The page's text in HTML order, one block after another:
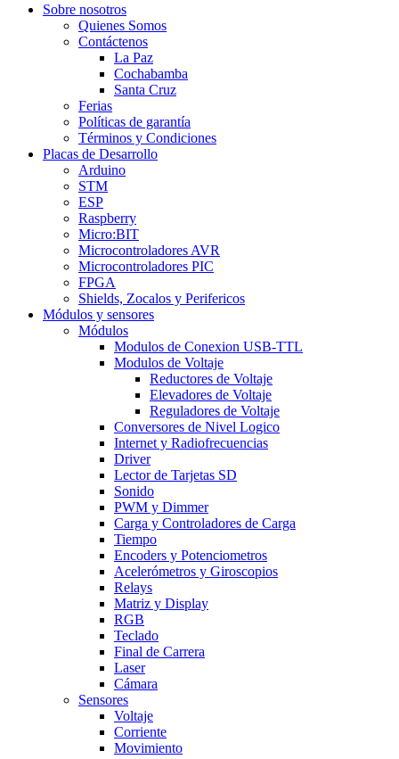
Sobre nosotros
Quienes Somos
Contáctenos
La Paz
Cochabamba
Santa Cruz
Ferias
Políticas de garantía
Términos y Condiciones
Placas de Desarrollo
Arduino
STM
ESP
Raspberry
Micro:BIT
Microcontroladores AVR
Microcontroladores PIC
FPGA
Shields, Zocalos y Perifericos
Módulos y sensores
Módulos
Modulos de Conexion USB-TTL
Modulos de Voltaje
Reductores de Voltaje
Elevadores de Voltaje
Reguladores de Voltaje
Conversores de Nivel Logico
Internet y Radiofrecuencias
Driver
Lector de Tarjetas SD
Sonido
PWM y Dimmer
Carga y Controladores de Carga
Tiempo
Encoders y Potenciometros
Acelerómetros y Giroscopios
Relays
Matriz y Display
RGB
Teclado
Final de Carrera
Laser
Cámara
Sensores
Voltaje
Corriente
Movimiento